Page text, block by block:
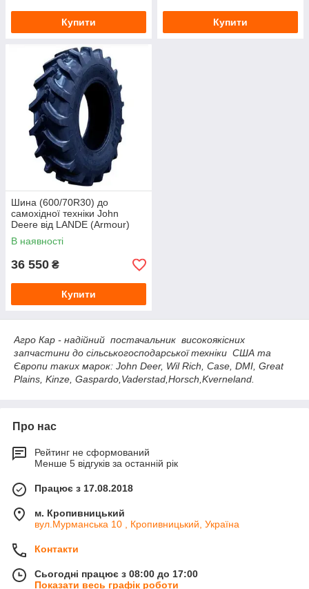
Купити Купити
Шина (600/70R30) до
самохідної техніки John
Deere від LANDE (Armour)
В наявності
36 550 ₴
Купити
Агро Кар - надійний постачальник високоякісних
запчастини до сільськогосподарської техніки США та
Європи таких марок: John Deer, Wil Rich, Case, DMI, Great
Plains, Kinze, Gaspardo,Vaderstad,Horsch,Kverneland.
Про нас
Рейтинг не сформований
Менше 5 відгуків за останній рік
Працює з 17.08.2018
м. Кропивницький
вул.Мурманська 10 , Кропивницький, Україна
Контакти
Сьогодні працює з 08:00 до 17:00
Показати весь графік роботи